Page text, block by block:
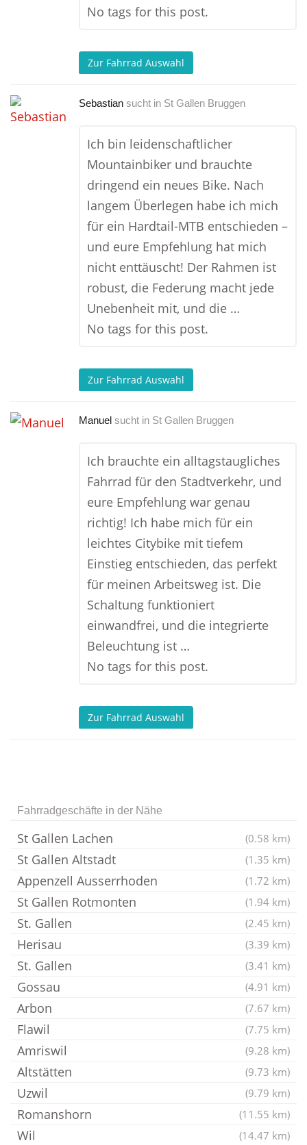
No tags for this post.
Zur Fahrrad Auswahl
Sebastian sucht in St Gallen Bruggen
Ich bin leidenschaftlicher
Mountainbiker und brauchte
dringend ein neues Bike. Nach
langem Überlegen habe ich mich
für ein Hardtail-MTB entschieden –
und eure Empfehlung hat mich
nicht enttäuscht! Der Rahmen ist
robust, die Federung macht jede
Unebenheit mit, und die …
No tags for this post.
Zur Fahrrad Auswahl
Manuel sucht in St Gallen Bruggen
Ich brauchte ein alltagstaugliches
Fahrrad für den Stadtverkehr, und
eure Empfehlung war genau
richtig! Ich habe mich für ein
leichtes Citybike mit tiefem
Einstieg entschieden, das perfekt
für meinen Arbeitsweg ist. Die
Schaltung funktioniert
einwandfrei, und die integrierte
Beleuchtung ist …
No tags for this post.
Zur Fahrrad Auswahl
Fahrradgeschäfte in der Nähe
St Gallen Lachen (0.58 km)
St Gallen Altstadt (1.35 km)
Appenzell Ausserrhoden (1.72 km)
St Gallen Rotmonten (1.94 km)
St. Gallen (2.45 km)
Herisau (3.39 km)
St. Gallen (3.41 km)
Gossau (4.91 km)
Arbon (7.67 km)
Flawil (7.75 km)
Amriswil (9.28 km)
Altstätten (9.73 km)
Uzwil (9.79 km)
Romanshorn (11.55 km)
Wil (14.47 km)